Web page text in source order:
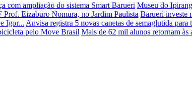
com ampliação do sistema Smart Barueri Museu do
Eizaburo Nomura, no Jardim Paulista Barueri investe
Igor... Anvisa registra 5 novas canetas de semaglutida para
pelo Move Brasil Mais de 62 mil alunos retornam às